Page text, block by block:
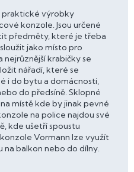
praktické výrobky
konzole. Jsou určené
předměty, které je třeba
jako místo pro
nejrůznější krabičky se
nářadí, které se
i do bytu a domácnosti,
do předsíně. Sklopné
místě kde by jinak pevné
na police najdou své
kde ušetří spoustu
Vormann lze využít
na balkon nebo do dílny.